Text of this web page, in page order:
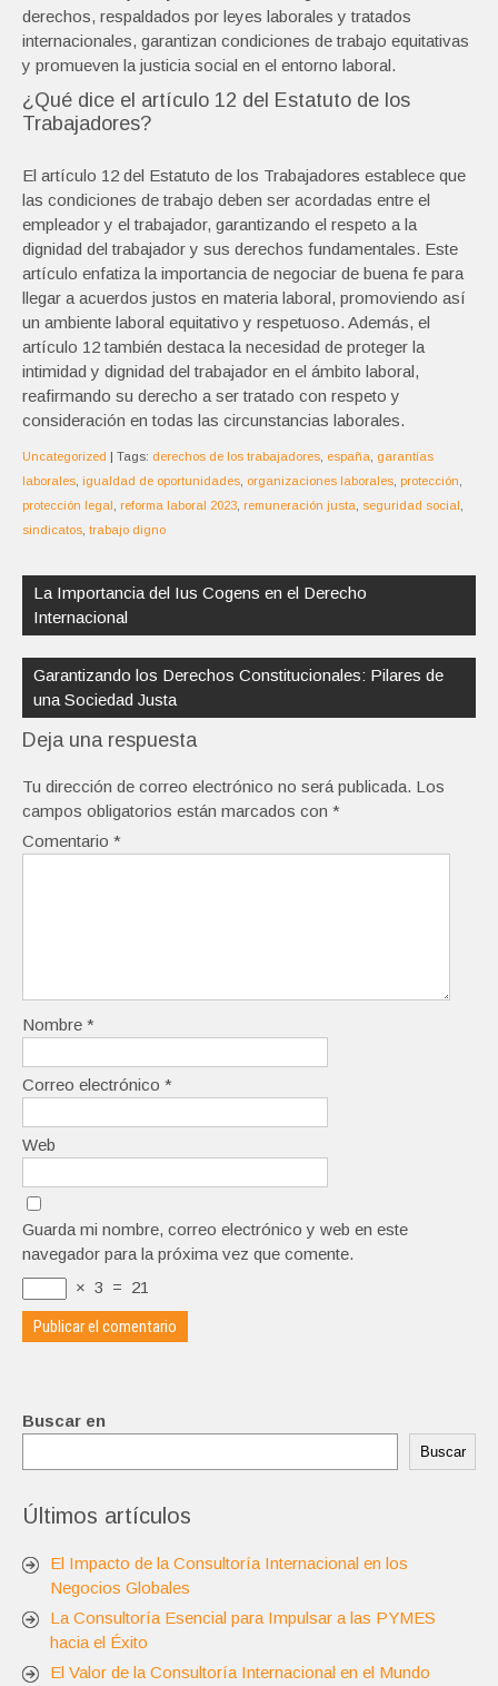
derechos, respaldados por leyes laborales y tratados
internacionales, garantizan condiciones de trabajo equitativas
y promueven la justicia social en el entorno laboral.
¿Qué dice el artículo 12 del Estatuto de los
Trabajadores?
El artículo 12 del Estatuto de los Trabajadores establece que
las condiciones de trabajo deben ser acordadas entre el
empleador y el trabajador, garantizando el respeto a la
dignidad del trabajador y sus derechos fundamentales. Este
artículo enfatiza la importancia de negociar de buena fe para
llegar a acuerdos justos en materia laboral, promoviendo así
un ambiente laboral equitativo y respetuoso. Además, el
artículo 12 también destaca la necesidad de proteger la
intimidad y dignidad del trabajador en el ámbito laboral,
reafirmando su derecho a ser tratado con respeto y
consideración en todas las circunstancias laborales.
Uncategorized | Tags: derechos de los trabajadores españa
garantías
laborales igualdad de oportunidades organizaciones laborales protección
protección legal
reforma laboral 2023 remuneración justa seguridad social
sindicatos trabajo digno
de
entradas
La Importancia del Ius Cogens en el Derecho
Internacional
Garantizando los Derechos Constitucionales: Pilares de
una Sociedad Justa
Deja una respuesta
Tu dirección de correo electrónico no será publicada. Los
campos obligatorios están marcados con *
Comentario *
Nombre *
Correo electrónico *
Web
Guarda mi nombre, correo electrónico y web en este
navegador para la próxima vez que comente.
× 3 = 21
Buscar en
Buscar
Últimos artículos
El Impacto de la Consultoría Internacional en los
Negocios Globales
La Consultoría Esencial para Impulsar a las PYMES
hacia el Éxito
El Valor de la Consultoría Internacional en el Mundo